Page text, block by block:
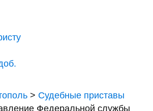
> Судебные приставы
Федеральной службы